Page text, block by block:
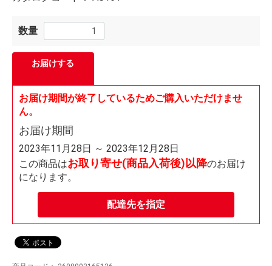
数量
お届けする
配達先を指定
お届け期間が終了しているためご購入いただけませ
ん。
お届け期間
2023年11月28日 ～ 2023年12月28日
この商品はお取り寄せ(商品入荷後)以降のお届け
になります。